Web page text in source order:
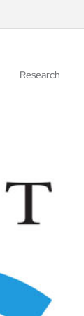
Research